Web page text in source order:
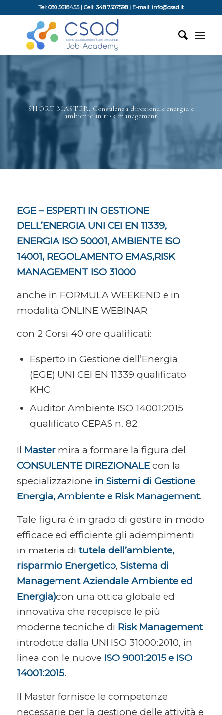
Tel: 080 5618455 | Cell: 348 7507598 | E-mail: info@csad.it
SHORT MASTER: Consulenza direzionale energia e
ambiente in risk management
EGE – ESPERTI IN GESTIONE
DELL’ENERGIA UNI CEI EN 11339,
ENERGIA ISO 50001, AMBIENTE ISO
14001, REGOLAMENTO EMAS,RISK
MANAGEMENT ISO 31000
anche in FORMULA WEEKEND e in
modalità ONLINE WEBINAR
con 2 Corsi 40 ore qualificati:
Esperto in Gestione dell’Energia
(EGE) UNI CEI EN 11339 qualificato
KHC
Auditor Ambiente ISO 14001:2015
qualificato CEPAS n. 82
Il Master mira a formare la figura del
CONSULENTE DIREZIONALEcon la
specializzazione in Sistemi di Gestione
Energia, Ambiente e Risk Management.
Tale figura è in grado di gestire in modo
efficace ed efficiente gli adempimenti
in materia di tutela dell’ambiente,
risparmio Energetico, Sistema di
Management Aziendale Ambiente ed
Energia)con una ottica globale ed
innovativa che recepisce le più
moderne tecniche di Risk Management
introdotte dalla UNI ISO 31000:2010, in
linea con le nuove ISO 9001:2015 e ISO
14001:2015.
Il Master fornisce le competenze
necessarie per la gestione delle attività e